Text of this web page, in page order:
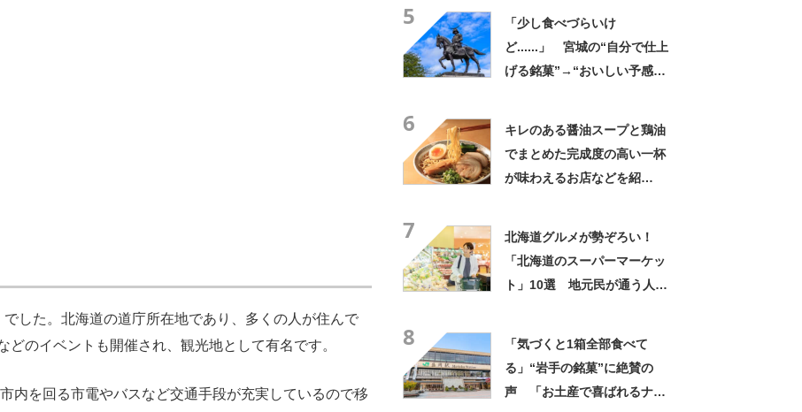
した。北海道の道庁所在地であり、多くの人が住んで
のイベントも開催され、観光地として有名です。
内を回る市電やバスなど交通手段が充実しているので移
5
「少し食べづらいけ
ど......」 宮城の“自分で仕上
げる銘菓”→“おいしい予感し
6
キレのある醤油スープと鶏油
でまとめた完成度の高い一杯
が味わえるお店などを紹
7
北海道グルメが勢ぞろい！
「北海道のスーパーマーケッ
ト」10選 地元民が通う人気
8
「気づくと1箱全部食べて
る」“岩手の銘菓”に絶賛の
声 「お土産で喜ばれるナン